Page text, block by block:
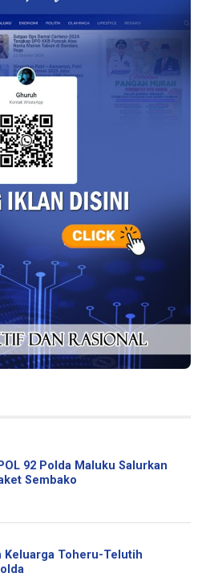
92 Polda Maluku Salurkan
Sembako
Keluarga Toheru-Telutih